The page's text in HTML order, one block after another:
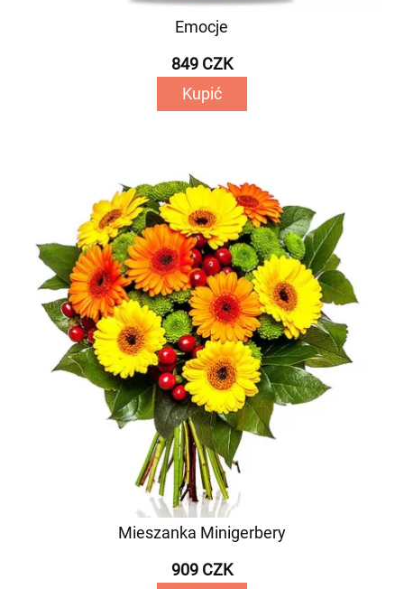
Emocje
849 CZK
Kupić
Mieszanka Minigerbery
909 CZK